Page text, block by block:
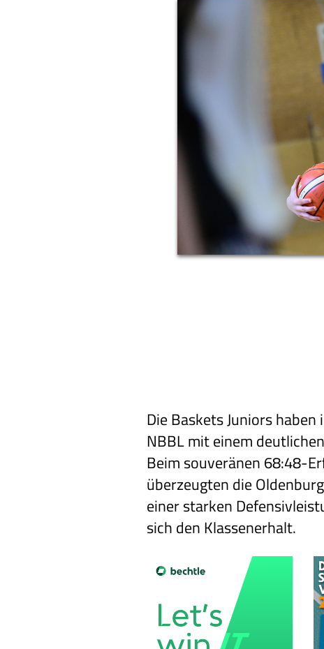
Die Baskets Juniors
NBBL mit einem
Beim souveränen 68:48-
überzeugten die
einer starken
sich den Klassenerhalt.